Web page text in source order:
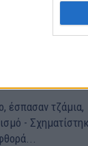
και οι γονείς
έσπασαν τζάμια,
-